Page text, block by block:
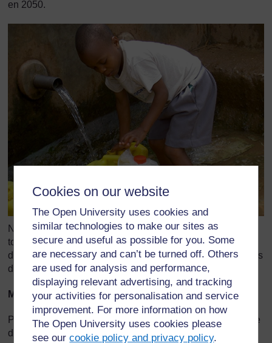
Cookies on our website
The Open University uses cookies and
similar technologies to make our sites as
secure and useful as possible for you. Some
are necessary and can’t be turned off. Others
are used for analysis and performance,
displaying relevant advertising, and tracking
your activities for personalisation and service
improvement. For more information on how
The Open University uses cookies please
see ourcookie policy and privacy policy.
en 2050.
Nous ne sommes pas les seuls à avoir besoin d'eau ;
toutes les autres espèces qui vivent sur notre planète
doivent en avoir – ainsi que l'écosystème dont elles et nous
dépendons.
Maladie
Plus de cinq millions de personnes meurent chaque année
de maladies liées à l'eau – dix fois plus que le nombre de